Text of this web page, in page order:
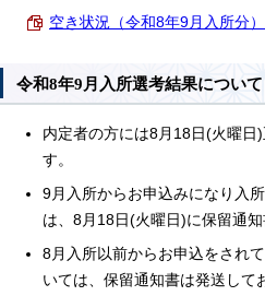
空き状況（令和8年9月入所分
令和8年9月入所選考結果について
内定者の方には8月18日(火曜日
す。
9月入所からお申込みになり入
は、8月18日(火曜日)に保留通知
8月入所以前からお申込をされ
いては、保留通知書は発送して